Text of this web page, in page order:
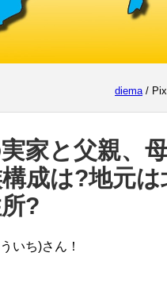
diema/
家と父親、
成は?地元
?
いち)さん！